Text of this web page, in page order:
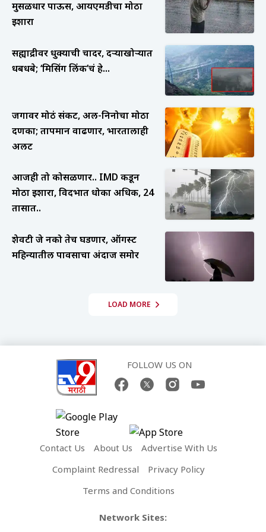
मुसळधार पाऊस, आयएमडीचा मोठा
इशारा
सह्याद्रीवर धुक्याची चादर, दऱ्याखोऱ्यात
धबधबे; ‘मिसिंग लिंक’चं हे...
जगावर मोठं संकट, अल-निनोचा मोठा
दणका; तापमान वाढणार, भारतालाही
अलर्ट
आजही तो कोसळणार.. IMD कडून
मोठा इशारा, विदर्भात धोका अधिक, 24
तासात..
शेवटी जे नको तेच घडणार, ऑगस्ट
महिन्यातील पावसाचा अंदाज समोर
LOAD MORE
FOLLOW US ON
Contact Us About Us
Advertise With Us
Complaint Redressal
Privacy Policy
Terms and Conditions
Network Sites: